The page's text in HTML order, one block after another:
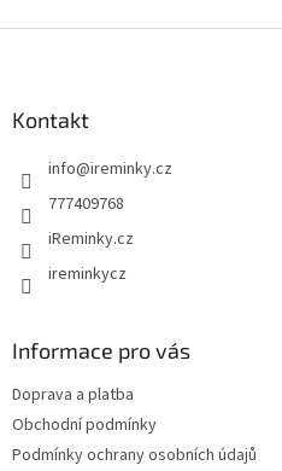
Kontakt
info@ireminky.cz
777409768
iReminky.cz
ireminkycz
Informace pro vás
Doprava a platba
Obchodní podmínky
Podmínky ochrany osobních údajů